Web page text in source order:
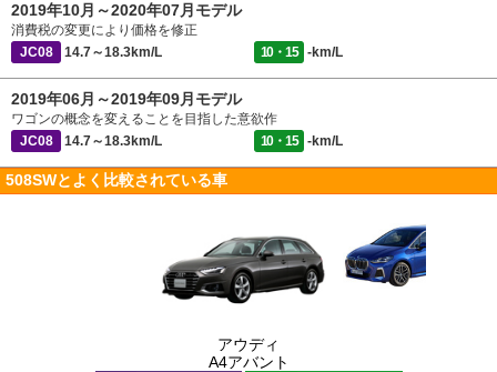
2019年10月～2020年07月モデル
消費税の変更により価格を修正
JC08
14.7～18.3km/L 10・15 -km/L
2019年06月～2019年09月モデル
ワゴンの概念を変えることを目指した意欲作
JC08
14.7～18.3km/L 10・15 -km/L
508SWとよく比較されている車
アウディ
A4アバント